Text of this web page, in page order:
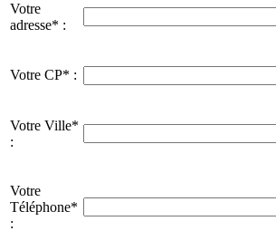
Votre
adresse* :
Votre CP* :
Votre Ville*
:
Votre
Téléphone*
: